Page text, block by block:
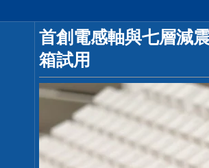
首創電感軸與七層減
箱試用